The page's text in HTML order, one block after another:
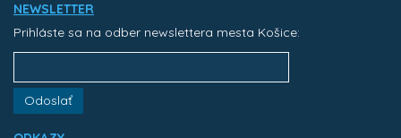
NEWSLETTER
Prihláste sa na odber newslettera mesta Košice:
Odoslať